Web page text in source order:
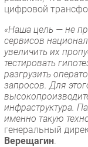
цифровой
«Наша цель — не
сервисов
увеличить их
тестировать
разгрузить
запросов. Для
инфраструктура.
именно такую
генеральный
Верещагин